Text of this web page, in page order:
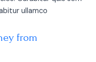
ullamco
from